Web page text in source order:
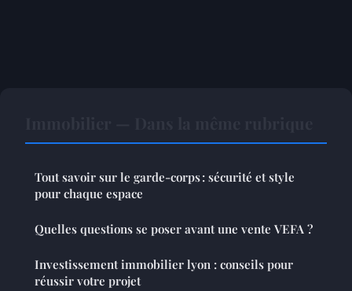
Tout savoir sur le garde-corps : sécurité et style
pour chaque espace
Quelles questions se poser avant une vente VEFA ?
Investissement immobilier lyon : conseils pour
réussir votre projet